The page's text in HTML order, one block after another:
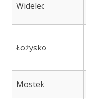
Widelec
Łożysko
Mostek